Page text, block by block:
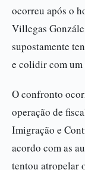
ocorreu após o
Villegas
supostamente
e colidir com
O confronto
operação de
Imigração e
acordo com as
tentou atropelar